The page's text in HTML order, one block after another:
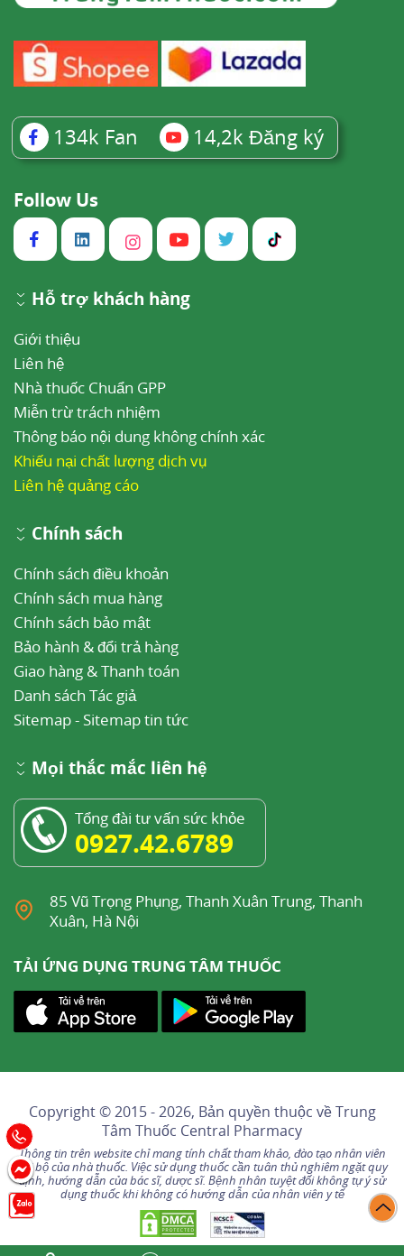
134k Fan 14,2k Đăng ký
Follow Us
Hỗ trợ khách hàng
Giới thiệu
Liên hệ
Nhà thuốc Chuẩn GPP
Miễn trừ trách nhiệm
Thông báo nội dung không chính xác
Khiếu nại chất lượng dịch vụ
Liên hệ quảng cáo
Chính sách
Chính sách điều khoản
Chính sách mua hàng
Chính sách bảo mật
Bảo hành & đổi trả hàng
Giao hàng & Thanh toán
Danh sách Tác giả
Sitemap- Sitemap tin tức
Mọi thắc mắc liên hệ
Tổng đài tư vấn sức khỏe
0927.42.6789
85 Vũ Trọng Phụng, Thanh Xuân Trung, Thanh
Xuân, Hà Nội
TẢI ỨNG DỤNG TRUNG TÂM THUỐC
Copyright © 2015 - 2026, Bản quyền thuộc vềTrung
Tâm Thuốc Central Pharmacy
Thông tin trên website chỉ mang tính chất tham khảo, đào tạo nhân viên
nội bộ của nhà thuốc. Việc sử dụng thuốc cần tuân thủ nghiêm ngặt quy
định, hướng dẫn của bác sĩ, dược sĩ. Bệnh nhân tuyệt đối không tự ý sử
dụng thuốc khi không có hướng dẫn của nhân viên y tế